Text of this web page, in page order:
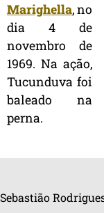
Marighella, no
dia 4 de
novembro de
1969. Na ação,
Tucunduva foi
baleado na
perna.
Sebastião